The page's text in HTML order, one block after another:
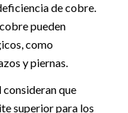
de cobre.
pueden
como
y piernas.
que
superior para los